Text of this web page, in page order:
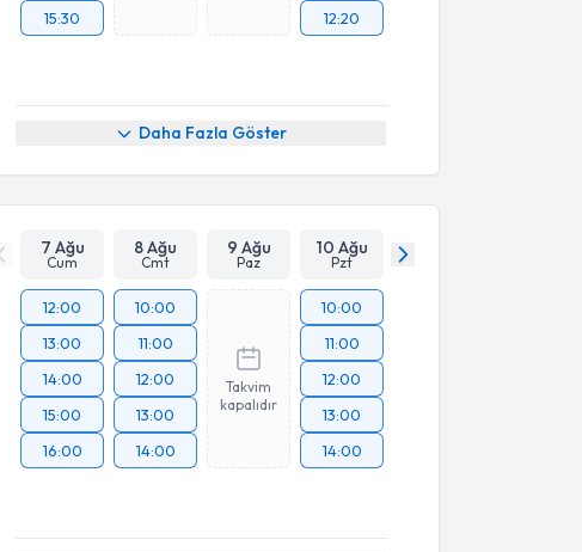
15:30
12:20
Daha Fazla Göster
7 Ağu
Cum
8 Ağu
Cmt
9 Ağu
Paz
10 Ağu
Pzt
12:00
13:00
14:00
15:00
16:00
10:00
11:00
12:00
13:00
14:00
Takvim
kapalıdır
10:00
11:00
12:00
13:00
14:00